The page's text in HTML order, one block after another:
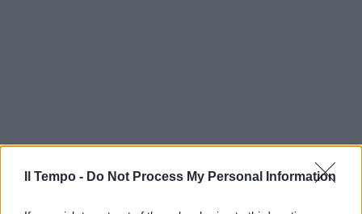
Il Tempo - Do Not Process My Personal Information
In evidenza